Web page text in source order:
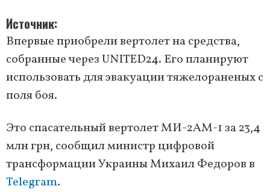
Источник
Впервые приобрели вертолет на средства,
собранные через UNITED24. Его планируют
использовать для эвакуации тяжелораненых с
поля боя.
Это спасательный вертолет МИ-2АМ-1 за 23,4
млн грн, сообщил министр цифровой
трансформации Украины Михаил Федоров в
Telegram.